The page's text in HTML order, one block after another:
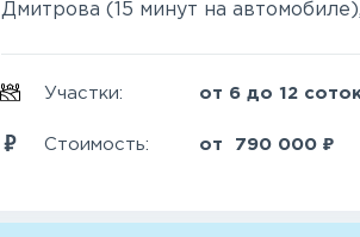
Дмитрова (15 минут на
Участки: от 6 до 12
Стоимость: от 790 000 ₽